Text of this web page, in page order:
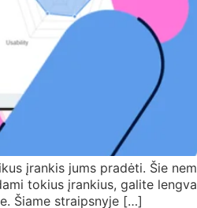
įrankis jums pradėti. Šie
tokius įrankius, galite
Šiame straipsnyje […]